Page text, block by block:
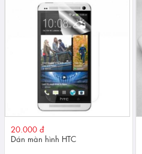
20.000 đ
Dán màn hình HTC